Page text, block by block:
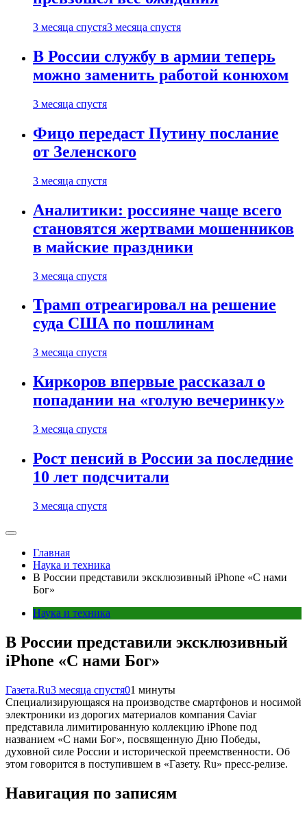
3 месяца спустя3 месяца спустя
В России службу в армии теперь
можно заменить работой конюхом
3 месяца спустя
Фицо передаст Путину послание
от Зеленского
3 месяца спустя
Аналитики: россияне чаще всего
становятся жертвами мошенников
в майские праздники
3 месяца спустя
Трамп отреагировал на решение
суда США по пошлинам
3 месяца спустя
Киркоров впервые рассказал о
попадании на «голую вечеринку»
3 месяца спустя
Рост пенсий в России за последние
10 лет подсчитали
3 месяца спустя
Главная
Наука и техника
В России представили эксклюзивный iPhone «С нами
Бог»
Наука и техника
В России представили эксклюзивный
iPhone «С нами Бог»
Газета.Ru3 месяца спустя01 минуты
Специализирующаяся на производстве смартфонов и носимой
электроники из дорогих материалов компания Caviar
представила лимитированную коллекцию iPhone под
названием «С нами Бог», посвященную Дню Победы,
духовной силе России и исторической преемственности. Об
этом говорится в поступившем в «Газету. Ru» пресс-релизе.
Навигация по записям